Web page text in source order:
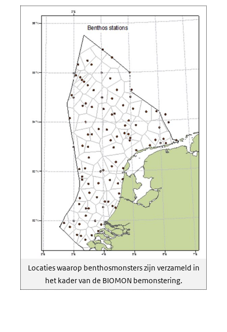
Locaties waarop benthosmonsters zijn verzameld in
het kader van de BIOMON bemonstering.